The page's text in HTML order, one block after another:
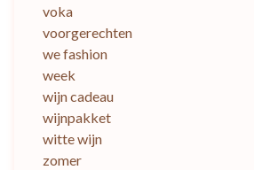
voka
voorgerechten
we fashion
week
wijn cadeau
wijnpakket
witte wijn
zomer